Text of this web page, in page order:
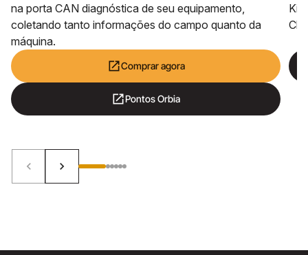
na porta CAN diagnóstica de seu equipamento,
coletando tanto informações do campo quanto da
máquina.
Comprar agora
open_in_new
Pontos Orbia
open_in_new
Kit
keyboard_arrow_left keyboard_arrow_right